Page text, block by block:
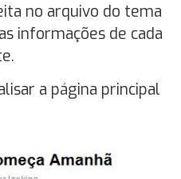
no arquivo do tema
informações de cada
a página principal